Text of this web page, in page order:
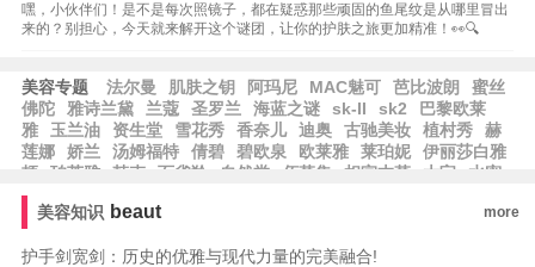
嘿，小伙伴们！是不是每次照镜子，都在疑惑那些顽固的鱼尾纹是从哪里冒出
来的？别担心，今天就来解开这个谜团，让你的护肤之旅更加精准！👀🔍
美容专题 法尔曼 肌肤之钥 阿玛尼 MAC魅可 芭比波朗
蜜丝
佛陀
雅诗兰黛 兰蔻 圣罗兰 海蓝之谜 sk-II sk2
巴黎欧莱
雅
玉兰油 资生堂 雪花秀 香奈儿 迪奥 古驰美妆 植村秀
赫
莲娜
娇兰 汤姆福特 倩碧 碧欧泉 欧莱雅 莱珀妮
伊丽莎白雅
顿
珀莱雅 韩束 百雀羚 自然堂 佰草集 相宜本草 大宝
水密
码
萄
无人区玫瑰 观夏
美容知识 beaut more
护手剑宽剑：历史的优雅与现代力量的完美融合!